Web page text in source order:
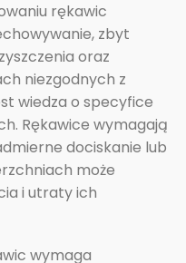
rękawic
zbyt
oraz
niezgodnych z
wiedza o specyfice
Rękawice wymagają
dociskanie lub
może
i utraty ich
wymaga